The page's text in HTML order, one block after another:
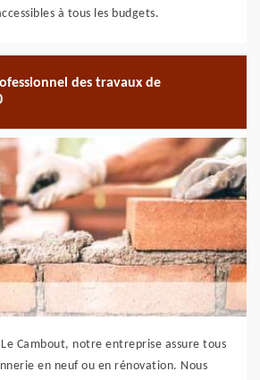
à tous les budgets.
des travaux de
Cambout, notre entreprise assure tous
en neuf ou en rénovation. Nous